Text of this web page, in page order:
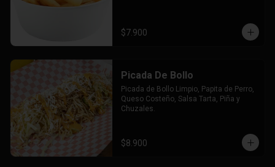
$7.900
Picada De Bollo
Picada de Bollo Limpio, Papita de Perro,
Queso Costeño, Salsa Tarta, Piña y
Chuzales.
$8.900